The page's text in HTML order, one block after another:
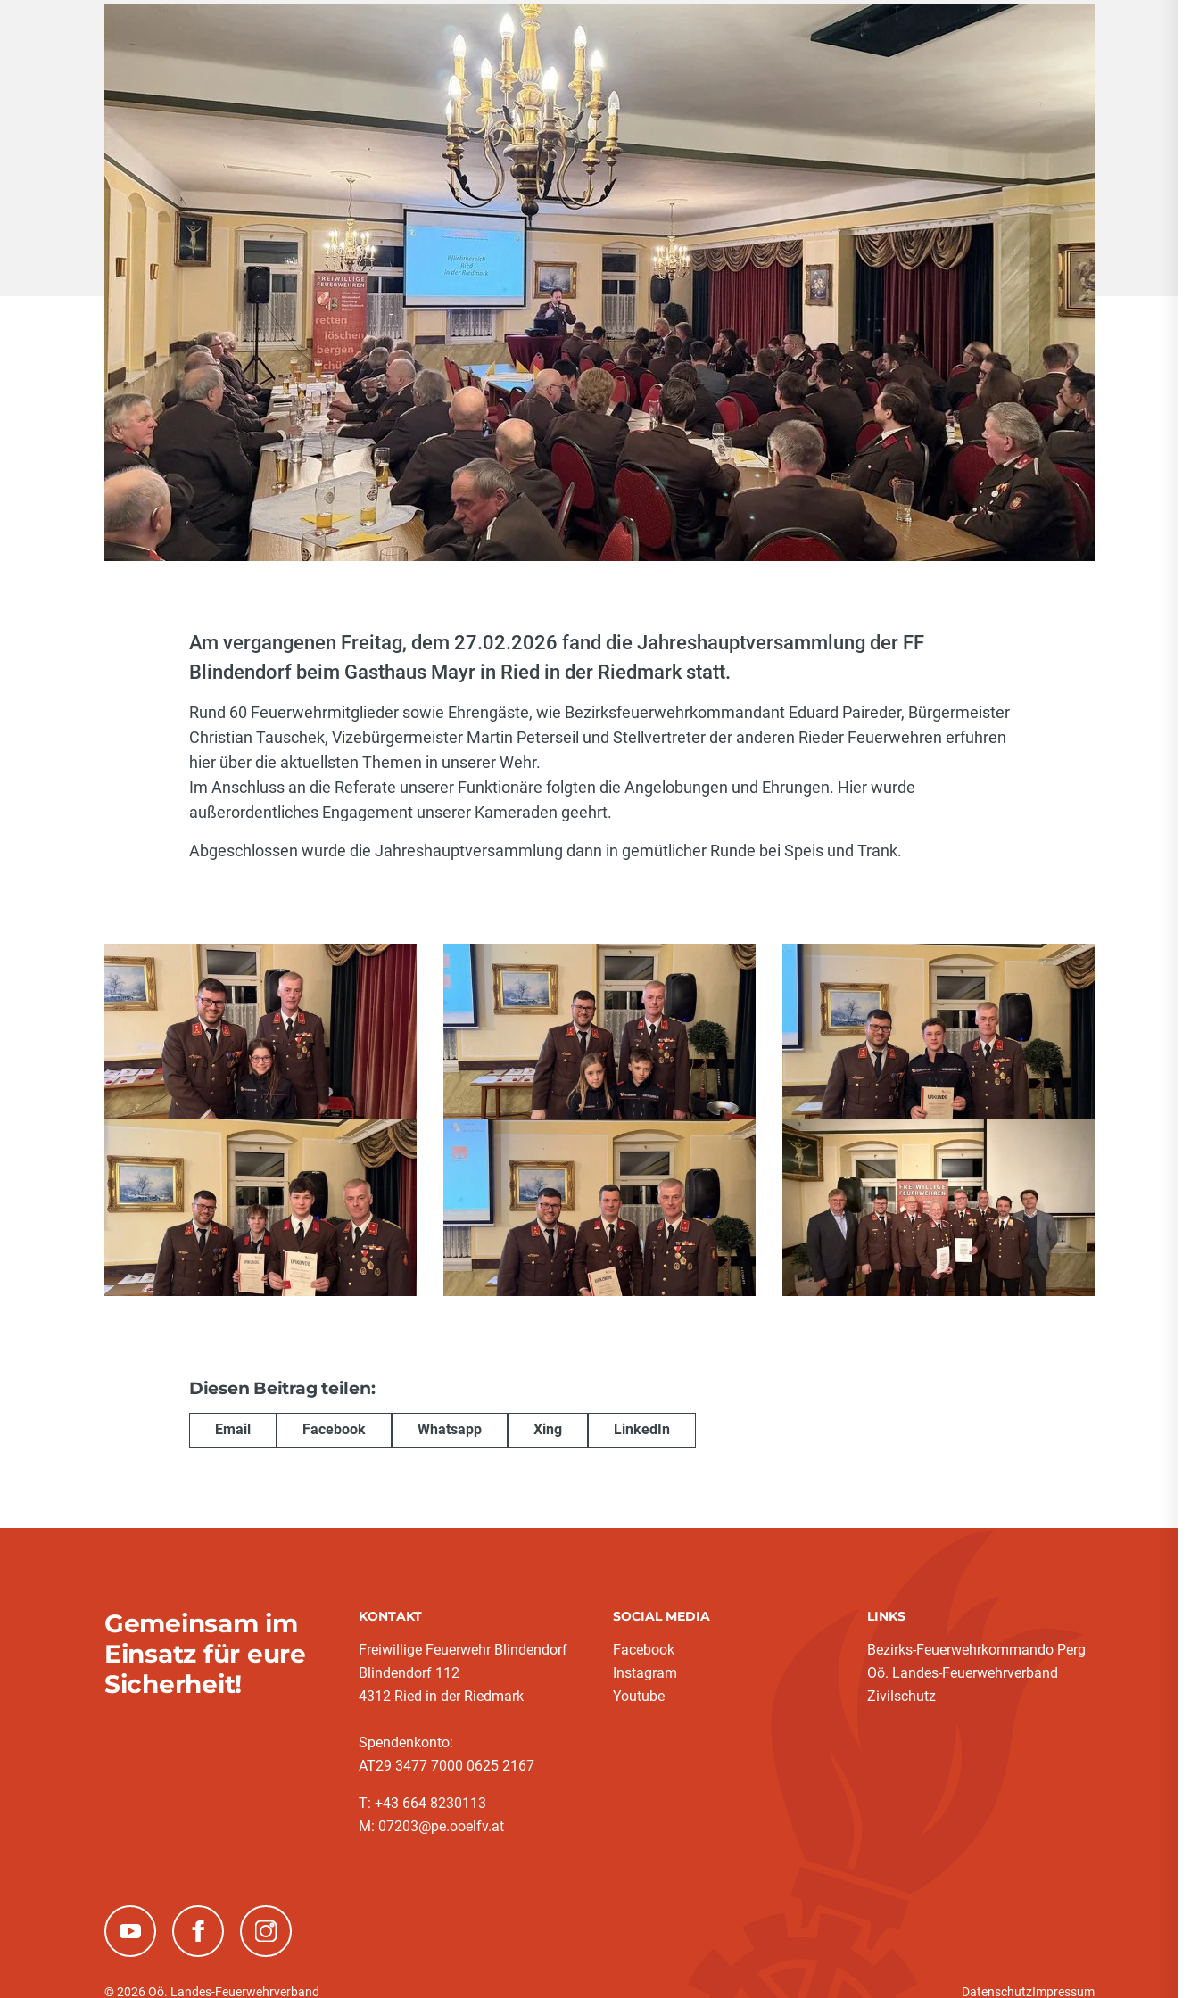
Am vergangenen Freitag, dem 27.02.2026 fand die Jahreshauptversammlung der FF
Blindendorf beim Gasthaus Mayr in Ried in der Riedmark statt.
Rund 60 Feuerwehrmitglieder sowie Ehrengäste, wie Bezirksfeuerwehrkommandant Eduard Paireder, Bürgermeister
Christian Tauschek, Vizebürgermeister Martin Peterseil und Stellvertreter der anderen Rieder Feuerwehren erfuhren
hier über die aktuellsten Themen in unserer Wehr.
Im Anschluss an die Referate unserer Funktionäre folgten die Angelobungen und Ehrungen. Hier wurde
außerordentliches Engagement unserer Kameraden geehrt.
Abgeschlossen wurde die Jahreshauptversammlung dann in gemütlicher Runde bei Speis und Trank.
Diesen Beitrag teilen:
Email Facebook Whatsapp Xing LinkedIn
Gemeinsam im
Einsatz für eure
Sicherheit!
KONTAKT
Freiwillige Feuerwehr Blindendorf
Blindendorf 112
4312 Ried in der Riedmark
Spendenkonto:
AT29 3477 7000 0625 2167
T: +43 664 8230113
M: 07203@pe.ooelfv.at
SOCIAL MEDIA
Facebook
Instagram
Youtube
LINKS
Bezirks-Feuerwehrkommando Perg
Oö. Landes-Feuerwehrverband
Zivilschutz
(neues Fenster)(neues Fenster)(neues Fenster)
© 2026 Oö. Landes-Feuerwehrverband DatenschutzImpressum